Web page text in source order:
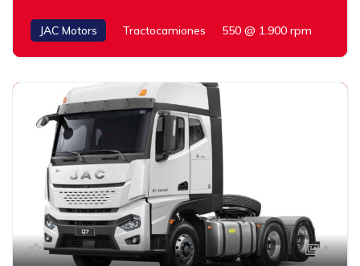
JAC Motors Tractocamiones 550 @ 1.900 rpm
1